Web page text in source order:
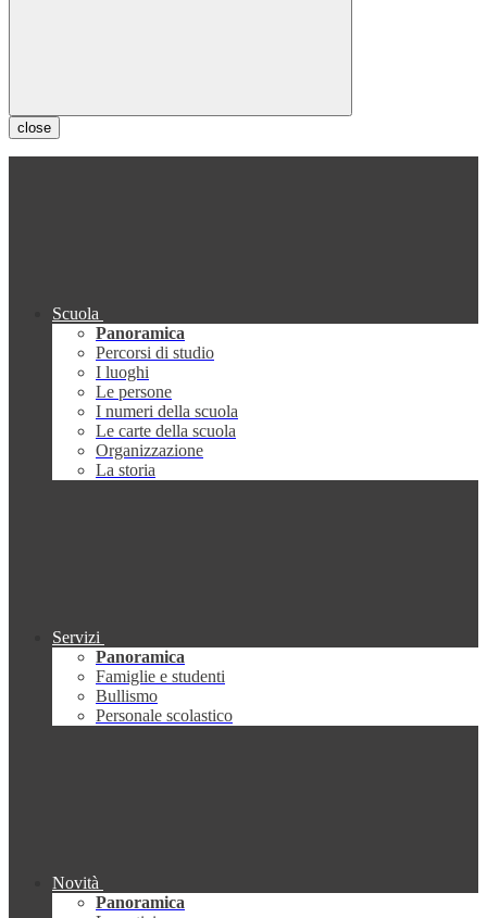
close
Scuola
Panoramica
Percorsi di studio
I luoghi
Le persone
I numeri della scuola
Le carte della scuola
Organizzazione
La storia
Servizi
Panoramica
Famiglie e studenti
Bullismo
Personale scolastico
Novità
Panoramica